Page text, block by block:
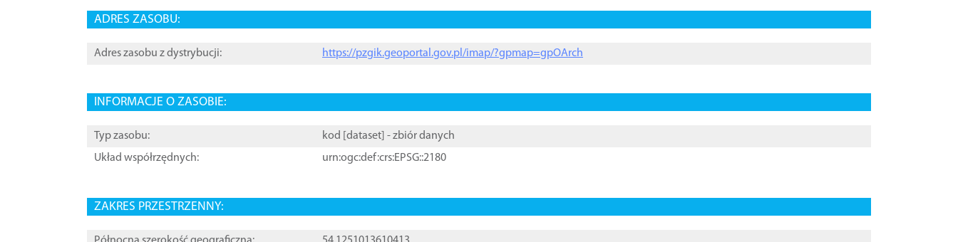
ADRES ZASOBU:
Adres zasobu z dystrybucji: https://pzgik.geoportal.gov.pl/imap/?gpmap=gpOArch
INFORMACJE O ZASOBIE:
Typ zasobu: kod [ dataset ] - zbiór danych
Układ współrzędnych:
urn:ogc:def:crs:EPSG::2180
ZAKRES PRZESTRZENNY: